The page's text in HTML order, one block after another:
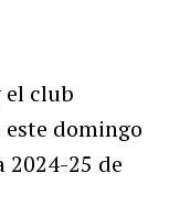
el club
domingo
2024-25 de